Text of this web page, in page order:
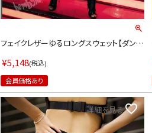
フェイクレザーゆるロングスウェット【ダンス
イズ)(ブラック)
¥5,148 税込
会員価格あり
詳細を見る